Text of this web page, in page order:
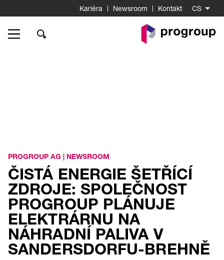
Kariéra Newsroom Kontakt CS
K
startovní
PROGROUP AG | NEWSROOM
ČISTÁ ENERGIE ŠETŘÍCÍ
ZDROJE: SPOLEČNOST
PROGROUP PLÁNUJE
ELEKTRÁRNU NA
NÁHRADNÍ PALIVA V
SANDERSDORFU-BREHNĚ